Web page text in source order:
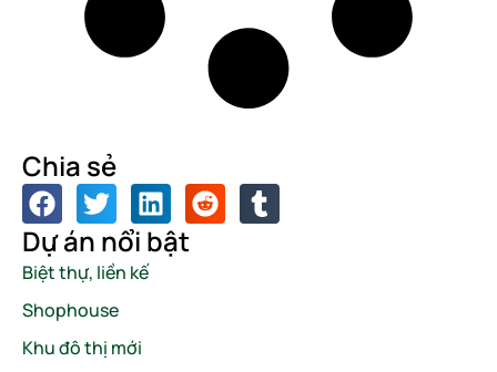
Chia sẻ
Dự án nổi bật
Biệt thự, liền kế
Shophouse
Khu đô thị mới